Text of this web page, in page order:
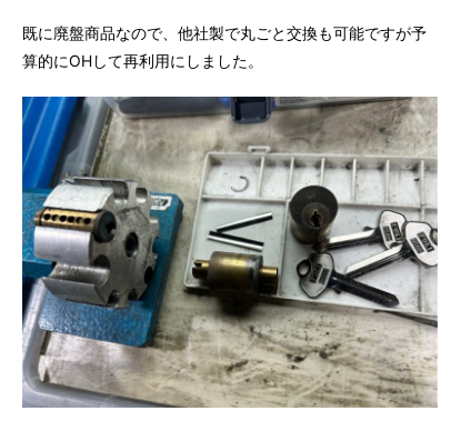
既に廃盤商品なので、他社製で丸ごと交換も可能ですが予
算的にOHして再利用にしました。